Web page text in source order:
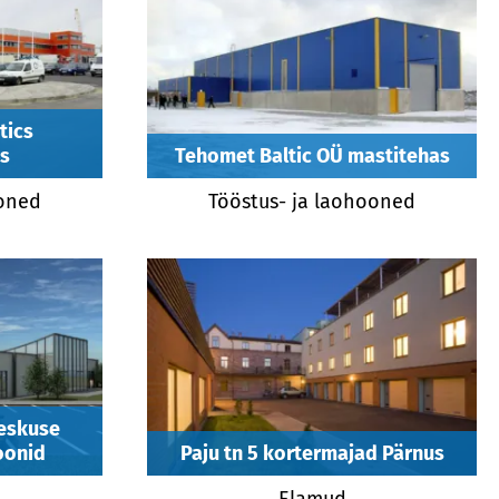
2008
2006
Araabia
Tšiili
Tehomet Baltic OÜ mastitehas
Tööstus- ja laohooned
Paju tn 5 kortermajad Pärnus